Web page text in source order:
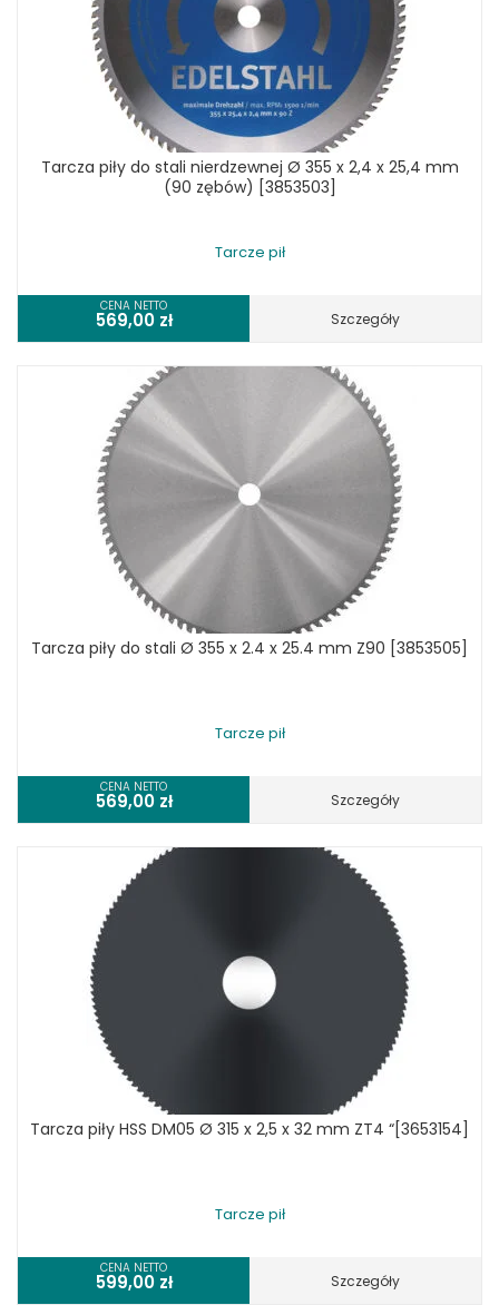
Tarcza piły do stali nierdzewnej Ø 355 x 2,4 x 25,4 mm
(90 zębów) [3853503]
Tarcze pił
CENA NETTO
569,00 zł Szczegóły
Tarcza piły do stali Ø 355 x 2.4 x 25.4 mm Z90 [3853505]
Tarcze pił
CENA NETTO
569,00 zł Szczegóły
Tarcza piły HSS DM05 Ø 315 x 2,5 x 32 mm ZT4 “[3653154]
Tarcze pił
CENA NETTO
599,00 zł Szczegóły